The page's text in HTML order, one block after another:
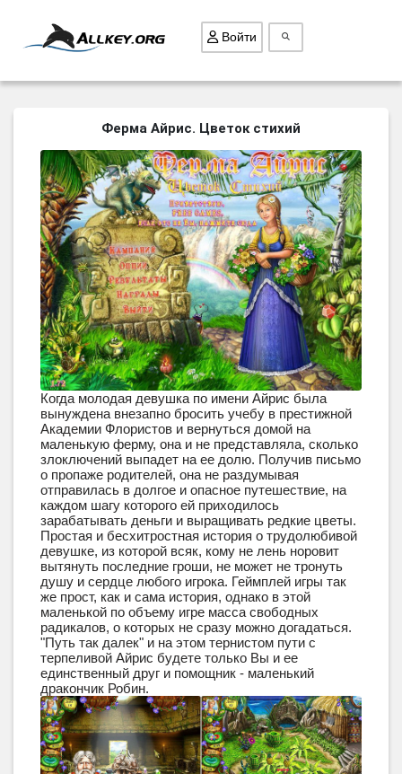
ПОИСК ПРЕДМЕТОВ
ГОЛОВОЛОМКИ
БИЗНЕС
ТРИ-В-РЯД
СТРАТЕГИИ
СТРЕЛЯЛКИ
КВЕСТ
КАК СКАЧАТЬ
НОВОСТИ
Войти
Ферма Айрис. Цветок стихий
Когда молодая девушка по имени Айрис была
вынуждена внезапно бросить учебу в престижной
Академии Флористов и вернуться домой на
маленькую ферму, она и не представляла, сколько
злоключений выпадет на ее долю. Получив письмо
о пропаже родителей, она не раздумывая
отправилась в долгое и опасное путешествие, на
каждом шагу которого ей приходилось
зарабатывать деньги и выращивать редкие цветы.
Простая и бесхитростная история о трудолюбивой
девушке, из которой всяк, кому не лень норовит
вытянуть последние гроши, не может не тронуть
душу и сердце любого игрока. Геймплей игры так
же прост, как и сама история, однако в этой
маленькой по объему игре масса свободных
радикалов, о которых не сразу можно догадаться.
"Путь так далек" и на этом тернистом пути с
терпеливой Айрис будете только Вы и ее
единственный друг и помощник - маленький
дракончик Робин.